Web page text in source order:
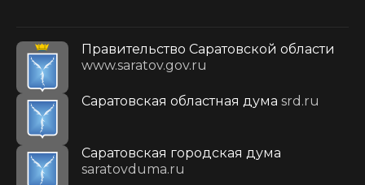
Правительство Саратовской области
www.saratov.gov.ru
Саратовская областная дума srd.ru
Саратовская городская дума
saratovduma.ru